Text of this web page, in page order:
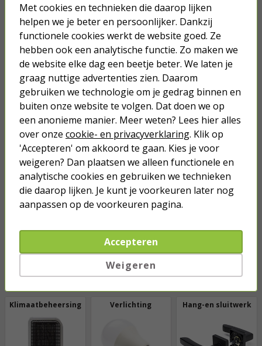
Snel van
ongedierteaf
Bekijk alles tegen
ongedierte
Mieren bestrijden Mollen bestrijden Slakken bestrijden
Ratten bestrijden Vliegen bestrijden Muizen bestrijden
Bekijk allecategorieën
Klimaatbeheersing Verlichting Hang-en sluitwerk
Met cookies en technieken die daarop lijken
helpen we je beter en persoonlijker. Dankzij
functionele cookies werkt de website goed. Ze
hebben ook een analytische functie. Zo maken we
de website elke dag een beetje beter. We laten je
graag nuttige advertenties zien. Daarom
gebruiken we technologie om je gedrag binnen en
buiten onze website te volgen. Dat doen we op
een anonieme manier. Meer weten? Lees hier alles
over onze cookie- en privacyverklaring. Klik op
'Accepteren' om akkoord te gaan. Kies je voor
weigeren? Dan plaatsen we alleen functionele en
analytische cookies en gebruiken we technieken
die daarop lijken. Je kunt je voorkeuren later nog
aanpassen op de voorkeuren pagina.
Accepteren
Weigeren